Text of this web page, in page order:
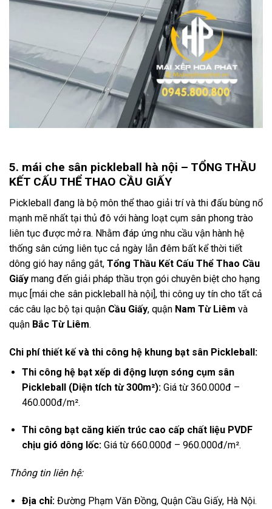
5. mái che sân pickleball hà nội – TỔNG THẦU
KẾT CẤU THỂ THAO CẦU GIẤY
Pickleball đang là bộ môn thể thao giải trí và thi đấu bùng nổ
mạnh mẽ nhất tại thủ đô với hàng loạt cụm sân phong trào
liên tục được mở ra. Nhằm đáp ứng nhu cầu vận hành hệ
thống sân cứng liên tục cả ngày lẫn đêm bất kể thời tiết
dông gió hay nắng gắt, Tổng Thầu Kết Cấu Thể Thao Cầu
Giấy mang đến giải pháp thầu trọn gói chuyên biệt cho hạng
mục [mái che sân pickleball hà nội], thi công uy tín cho tất cả
các câu lạc bộ tại quận Cầu Giấy, quận Nam Từ Liêm và
quận Bắc Từ Liêm.
Chi phí thiết kế và thi công hệ khung bạt sân Pickleball:
Thi công hệ bạt xếp di động lượn sóng cụm sân
Pickleball (Diện tích từ 300m²):Giá từ 360.000đ –
460.000đ/m².
Thi công bạt căng kiến trúc cao cấp chất liệu PVDF
chịu gió dông lốc:Giá từ 660.000đ – 960.000đ/m².
Thông tin liên hệ:
Địa chỉ:Đường Phạm Văn Đồng,Quận Cầu Giấy,Hà Nội.